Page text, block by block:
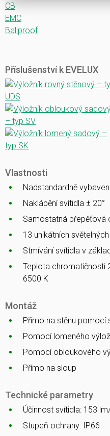
CB
EMC
Ballproof
Příslušenství k EVELUX
Vlastnosti
Nadstandardně
Naklápění svítidla ± 20°
Samostatná přepěťová
13 unikátních
Stmívání svítidla v
Teplota chromatičnosti
6500 K
Montáž
Přímo na stěnu pomocí
Pomocí lomeného
Pomocí obloukového
Přímo na sloup
Technické parametry
Účinnost svítidla: 153
Stupeň ochrany: IP66